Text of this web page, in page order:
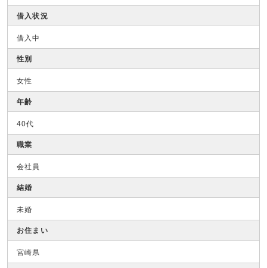
借入状況
借入中
性別
女性
年齢
40代
職業
会社員
結婚
未婚
お住まい
宮崎県